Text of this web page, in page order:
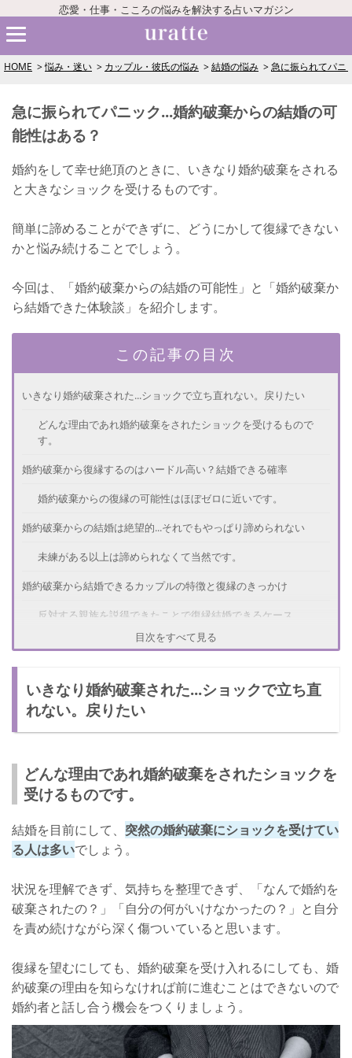
恋愛・仕事・こころの悩みを解決する占いマガジン
HOME 悩み・迷い カップル・彼氏の悩み 結婚の悩み 急に振られてパニ
急に振られてパニック...婚約破棄からの結婚の可
能性はある？
婚約をして幸せ絶頂のときに、いきなり婚約破棄をされる
と大きなショックを受けるものです。
簡単に諦めることができずに、どうにかして復縁できない
かと悩み続けることでしょう。
今回は、「婚約破棄からの結婚の可能性」と「婚約破棄か
ら結婚できた体験談」を紹介します。
この記事の目次
いきなり婚約破棄された...ショックで立ち直れない。戻りたい
どんな理由であれ婚約破棄をされたショックを受けるもので
す。
婚約破棄から復縁するのはハードル高い？結婚できる確率
婚約破棄からの復縁の可能性はほぼゼロに近いです。
婚約破棄からの結婚は絶望的...それでもやっぱり諦められない
未練がある以上は諦められなくて当然です。
婚約破棄から結婚できるカップルの特徴と復縁のきっかけ
反対する親族を説得できたことで復縁結婚できるケース
結婚の不安を解決したことで復縁結婚できるケース
さいごに
目次をすべて見る
いきなり婚約破棄された...ショックで立ち直
れない。戻りたい
どんな理由であれ婚約破棄をされたショックを
受けるものです。
結婚を目前にして、 突然の婚約破棄にショックを受けてい
る人は多いでしょう。
状況を理解できず、気持ちを整理できず、「なんで婚約を
破棄されたの？」「自分の何がいけなかったの？」と自分
を責め続けながら深く傷ついていると思います。
復縁を望むにしても、婚約破棄を受け入れるにしても、婚
約破棄の理由を知らなければ前に進むことはできないので
婚約者と話し合う機会をつくりましょう。